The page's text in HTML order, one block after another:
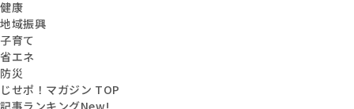
健康
地域振興
子育て
省エネ
防災
じせポ！マガジン TOP
記事ランキングNew!